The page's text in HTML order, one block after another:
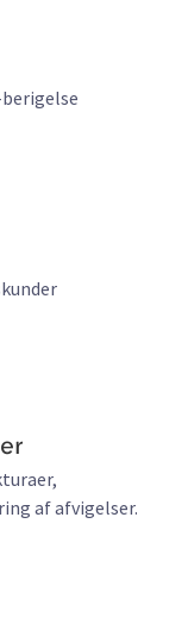
af afvigelser.